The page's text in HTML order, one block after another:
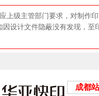
上级主管部门要求，对制作
设计文件隐蔽没有发现，
成都站